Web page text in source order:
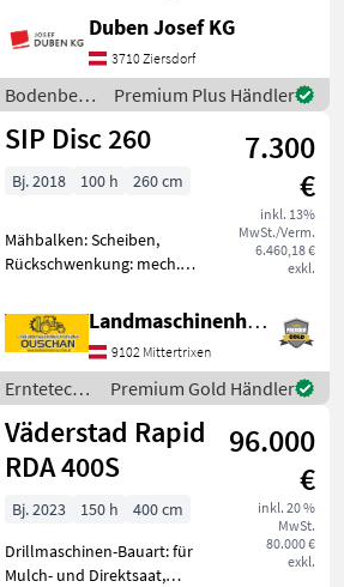
Steinsicherung
Kurzscheibenegge mit 3
Metern Arbeitsbreite, 24
gezackten Scheiben mit 610
mm Durchmesser u
Duben Josef KG
3710 Ziersdorf
Bodenbearbeitung
/ Agri Flex
Premium Plus Händler
SIP Disc 260
7.300
€
inkl. 13%
MwSt./Verm.
6.460,18 €
exkl.
Bj. 2018 100 h 260 cm
Mähbalken: Scheiben,
Rückschwenkung: mech.
Mähwerks: Heckmähwerke,
Schnitthöhenverstellung,
Pendelbock,
Klingenschnellverschluss,
Entlastungsfedern
Landmaschinenhandel Ouschan Anton
9102 Mittertrixen
Erntetechnik
Grünland /
SIP
Premium Gold Händler
Väderstad Rapid
RDA 400S
96.000
€
inkl. 20 %
MwSt.
80.000 €
exkl.
Bj. 2023 150 h
400 cm
Drillmaschinen-Bauart: für
Mulch- und Direktsaat,